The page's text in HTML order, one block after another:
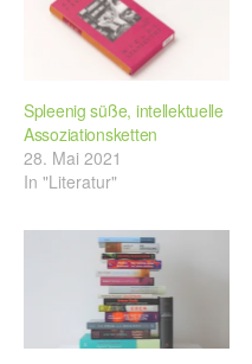
Spleenig süße, intellektuelle
Assoziationsketten
28. Mai 2021
In "Literatur"